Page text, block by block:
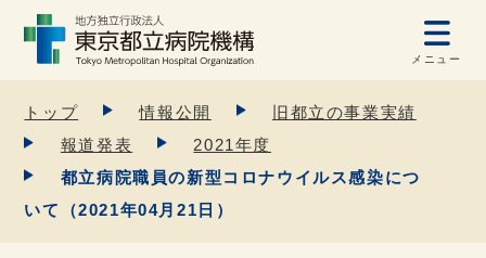
メニュー
トップ 情報公開
旧都立の事業実績
報道発表
2021年度
都立病院職員の新型コロナウイルス感染につ
いて（2021年04月21日）